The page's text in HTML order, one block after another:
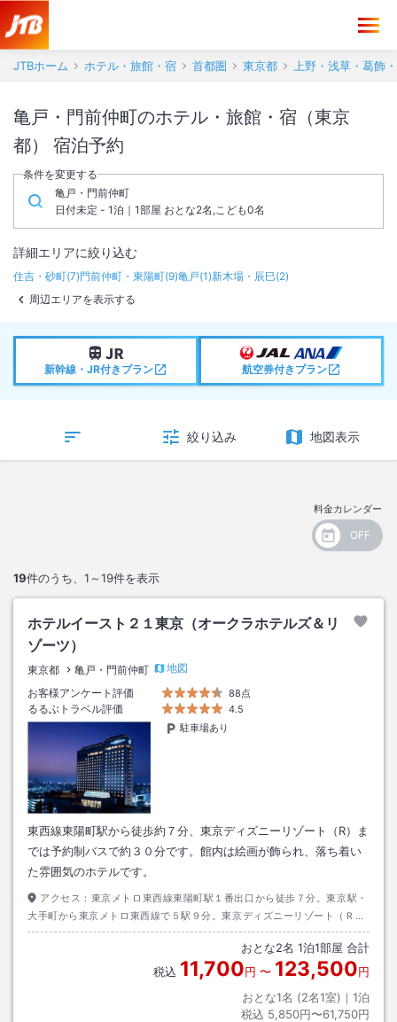
JTBホーム ホテル・旅館・宿 首都圏 東京都 上野・浅草・葛飾
亀戸・門前仲町のホテル・旅館・宿（東京
都） 宿泊予約
条件を変更する
亀戸・門前仲町
日付未定 - 1泊｜1部屋 おとな2名,こども0名
詳細エリアに絞り込む
住吉・砂町(7)門前仲町・東陽町(9)亀戸(1)新木場・辰巳(2)
周辺エリアを表示する
新幹線・JR付きプラン 航空券付きプラン
絞り込み 地図表示
料金カレンダー
19件のうち、 1～19件を表示
ホテルイースト２１東京（オークラホテルズ＆リ
ゾーツ）
東京都 亀戸・門前仲町
地図
お客様アンケート評価
88点
るるぶトラベル評価
4.5
駐車場あり
東西線東陽町駅から徒歩約７分、東京ディズニーリゾート（R）ま
では予約制バスで約３０分です。館内は絵画が飾られ、落ち着い
た雰囲気のホテルです。
アクセス： 東京メトロ東西線東陽町駅１番出口から徒歩７分。東京駅・
大手町から東京メトロ東西線で５駅９分。東京ディズニーリゾート（Ｒ）
まで予約制バスで３０分。
おとな2名 1泊1部屋 合計
税込 11,700円 〜 123,500円
おとな1名 (2名1室)｜ 1泊
税込 5,850円〜61,750円